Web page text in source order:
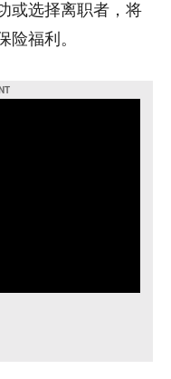
或选择离职者，将
险福利。